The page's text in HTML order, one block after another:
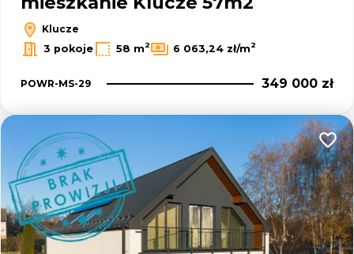
Klucze
3 pokoje
58 m2 6 063,24 zł/m2
POWR-MS-29 349 000 zł